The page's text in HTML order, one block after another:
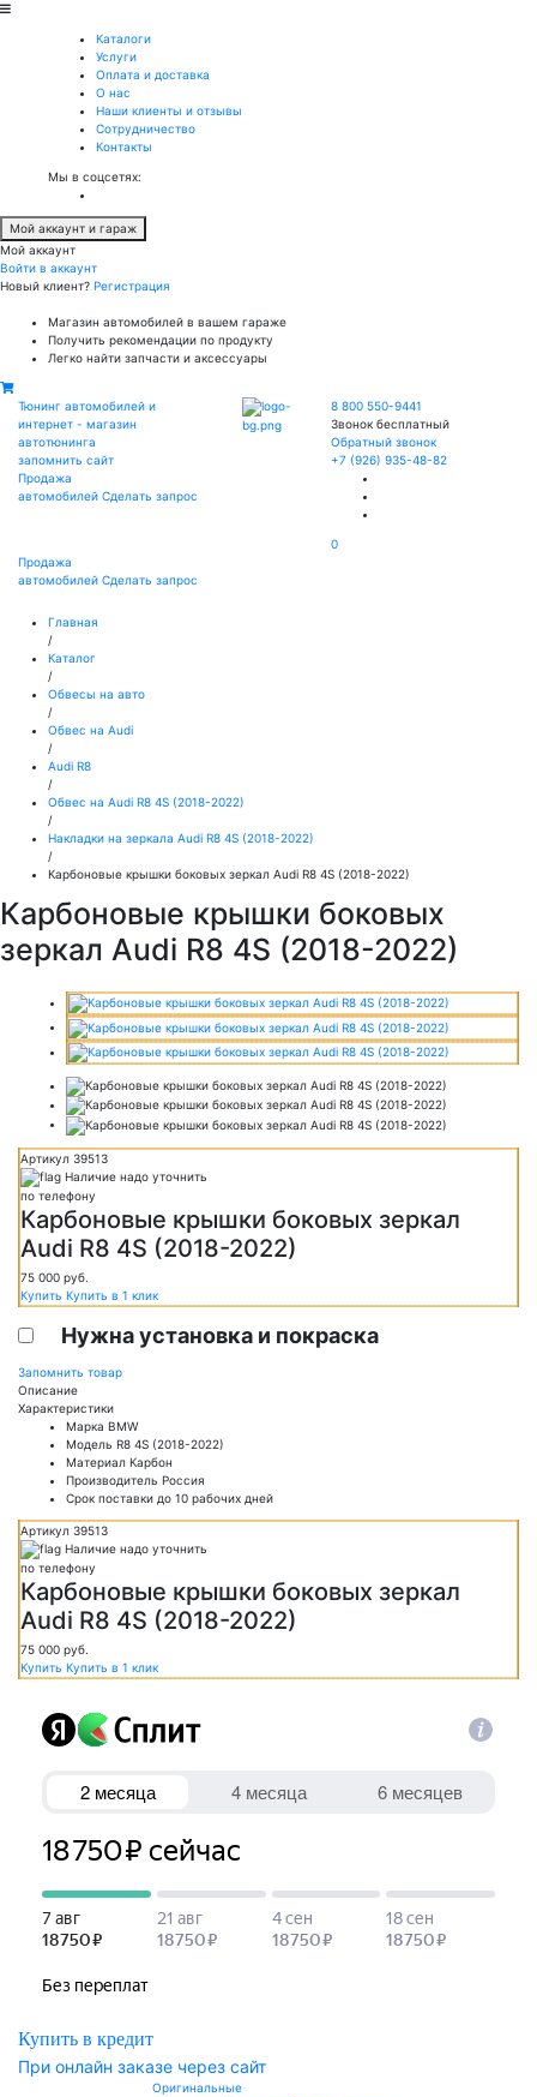
Каталоги
Услуги
Оплата и доставка
О нас
Наши клиенты и отзывы
Сотрудничество
Контакты
Мы в соцсетях:
Мой аккаунт и гараж
Мой аккаунт
Войти в аккаунт
Новый клиент? Регистрация
Магазин автомобилей в вашем гараже
Получить рекомендации по продукту
Легко найти запчасти и аксессуары
Тюнинг автомобилей и
интернет - магазин
автотюнинга
запомнить сайт
Продажа
автомобилей Сделать запрос
8 800 550-9441
Звонок бесплатный
Обратный звонок
+7 (926) 935-48-82
0
Продажа
автомобилей Сделать запрос
Главная
/
Каталог
/
Обвесы на авто
/
Обвес на Audi
/
Audi R8
/
Обвес на Audi R8 4S (2018-2022)
/
Накладки на зеркала Audi R8 4S (2018-2022)
/
Карбоновые крышки боковых зеркал Audi R8 4S (2018-2022)
Карбоновые крышки боковых
зеркал Audi R8 4S (2018-2022)
Артикул 39513
Наличие надо уточнить
по телефону
Карбоновые крышки боковых зеркал
Audi R8 4S (2018-2022)
75 000 руб.
Купить Купить в 1 клик
Нужна установка и покраска
Запомнить товар
Описание
Характеристики
Марка BMW
Модель R8 4S (2018-2022)
Материал Карбон
Производитель Россия
Срок поставки до 10 рабочих дней
Артикул 39513
Наличие надо уточнить
по телефону
Карбоновые крышки боковых зеркал
Audi R8 4S (2018-2022)
75 000 руб.
Купить Купить в 1 клик
Купить в кредит
При онлайн заказе через сайт
Оригинальные